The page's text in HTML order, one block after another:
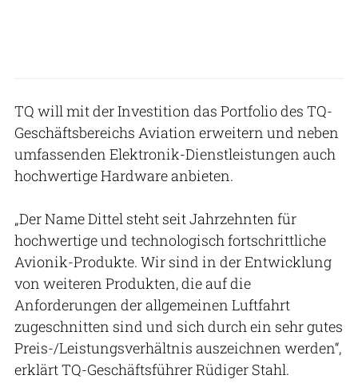
TQ will mit der Investition das Portfolio des TQ-
Geschäftsbereichs Aviation erweitern und neben
umfassenden Elektronik-Dienstleistungen auch
hochwertige Hardware anbieten.
„Der Name Dittel steht seit Jahrzehnten für
hochwertige und technologisch fortschrittliche
Avionik-Produkte. Wir sind in der Entwicklung
von weiteren Produkten, die auf die
Anforderungen der allgemeinen Luftfahrt
zugeschnitten sind und sich durch ein sehr gutes
Preis-/Leistungsverhältnis auszeichnen werden“,
erklärt TQ-Geschäftsführer Rüdiger Stahl.